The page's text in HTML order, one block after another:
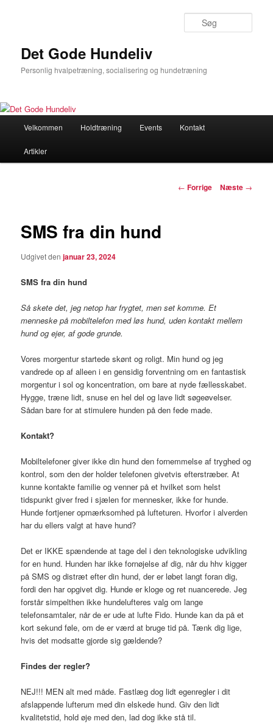
Det Gode Hundeliv
Personlig hvalpetræning, socialisering og hundetræning
Fortsæt
til
Velkommen Holdtræning Events Kontakt
Artikler
Indlægsnavigation
← Forrige Næste →
SMS fra din hund
Udgivet denjanuar 23, 2024
SMS fra din hund
Så skete det, jegnetop har frygtet, men set komme. Et
menneske på mobiltelefon med løs hund,udenkontakt mellem
hund og ejer,af gode grunde.
Vores morgentur startede skønt og roligt. Min hund og jeg
vandrede op af alleen i en gensidig forventning om en fantastisk
morgentur i sol og koncentration, om bare at nyde fællesskabet.
Hygge, træne lidt, snuse en hel del og lave lidt søgeøvelser.
Sådan bare for at stimulere hunden på den fede made.
Kontakt?
Mobiltelefoner giver ikke din hund den fornemmelse af tryghed og
kontrol, som den der holder telefonen givetvis efterstræber. At
kunne kontakte familie og venner på et hvilket som helst
tidspunkt giver fred i sjælen for mennesker, ikke for hunde.
Hunde fortjener opmærksomhed på lufteturen. Hvorfor i alverden
har du ellers valgt at have hund?
Det er IKKE spændende at tage del i den teknologiske udvikling
for en hund. Hunden har ikke fornøjelse af dig, når du hhv kigger
på SMS og distræt efter din hund, der er løbet langt foran dig,
fordi den har opgivet dig. Hunde er kloge og ret nuancerede. Jeg
forstår simpelthen ikke hundelufteres valg om lange
telefonsamtaler, når de er ude at lufte Fido. Hunde kan da på et
kort sekund føle, om de er værd at bruge tid på. Tænk dig lige,
hvis det modsatte gjorde sig gældende?
Findes der regler?
NEJ!!! MEN alt med måde. Fastlæg dog lidt egenregler i dit
afslappende lufterum med din elskede hund. Giv den lidt
kvalitetstid, hold øje med den, lad dog ikke stå til.